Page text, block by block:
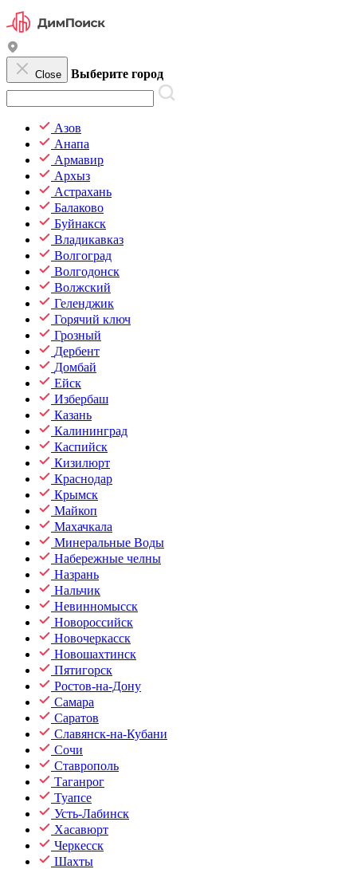
Close Выберите город
Азов
Анапа
Армавир
Архыз
Астрахань
Балаково
Буйнакск
Владикавказ
Волгоград
Волгодонск
Волжский
Геленджик
Горячий ключ
Грозный
Дербент
Домбай
Ейск
Избербаш
Казань
Калининград
Каспийск
Кизилюрт
Краснодар
Крымск
Майкоп
Махачкала
Минеральные Воды
Набережные челны
Назрань
Нальчик
Невинномысск
Новороссийск
Новочеркасск
Новошахтинск
Пятигорск
Ростов-на-Дону
Самара
Саратов
Славянск-на-Кубани
Сочи
Ставрополь
Таганрог
Туапсе
Усть-Лабинск
Хасавюрт
Черкесск
Шахты